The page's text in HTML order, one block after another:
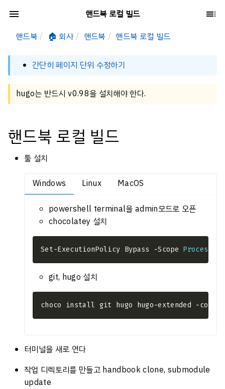
핸드북 로컬 빌드
핸드북
🏠 회사 핸드북 핸드북 로컬 빌드
간단히 페이지 단위 수정하기
hugo는 반드시 v0.98을 설치해야 한다.
핸드북 로컬 빌드
툴 설치
Windows
powershell terminal을 admin모드로 오픈
chocolatey 설치
Set-ExecutionPolicy Bypass -Scope Process
git, hugo 설치
Linux MacOS
터미널을 새로 연다
작업 디렉토리를 만들고 handbook clone, submodule
update